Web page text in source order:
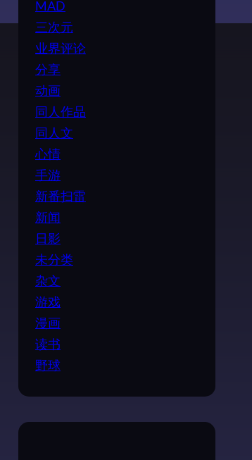
MAD
三次元
业界评论
分享
动画
同人作品
同人文
心情
手游
新番扫雷
新闻
日影
未分类
杂文
游戏
漫画
读书
野球